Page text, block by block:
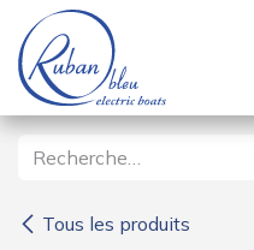
Se rendre au contenu
Tous les produits